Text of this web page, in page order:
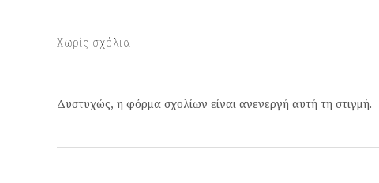
Χωρίς σχόλια
Δυστυχώς, η φόρμα σχολίων είναι ανενεργή αυτή τη στιγμή.